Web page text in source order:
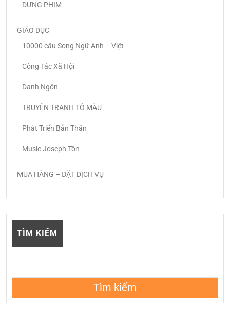
DỰNG PHIM
GIÁO DỤC
10000 câu Song Ngữ Anh – Việt
Công Tác Xã Hội
Danh Ngôn
TRUYỆN TRANH TÔ MÀU
Phát Triển Bản Thân
Music Joseph Tôn
MUA HÀNG – ĐẶT DỊCH VỤ
TÌM KIẾM
Tìm kiếm